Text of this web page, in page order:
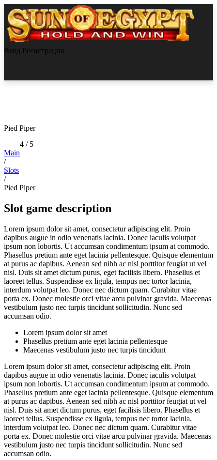
Вход Регистрация
Pied Piper
4 / 5
Main
/
Slots
/
Pied Piper
Slot game description
Lorem ipsum dolor sit amet, consectetur adipiscing elit. Proin
dapibus augue in odio venenatis lacinia. Donec iaculis volutpat
ipsum non lobortis. Ut accumsan condimentum ipsum at commodo.
Phasellus pretium ante eget lacinia pellentesque. Quisque elementum
at purus ac dapibus. Aenean sed nibh ac nisl porttitor feugiat ut vel
nisl. Duis sit amet dictum purus, eget facilisis libero. Phasellus et
laoreet tellus. Suspendisse ex ligula, tempus nec tortor lacinia,
interdum volutpat leo. Donec nec dictum quam. Curabitur vitae
porta ex. Donec molestie orci vitae arcu pulvinar gravida. Maecenas
vestibulum justo nec turpis tincidunt sollicitudin. Nunc sed
accumsan odio.
Lorem ipsum dolor sit amet
Phasellus pretium ante eget lacinia pellentesque
Maecenas vestibulum justo nec turpis tincidunt
Lorem ipsum dolor sit amet, consectetur adipiscing elit. Proin
dapibus augue in odio venenatis lacinia. Donec iaculis volutpat
ipsum non lobortis. Ut accumsan condimentum ipsum at commodo.
Phasellus pretium ante eget lacinia pellentesque. Quisque elementum
at purus ac dapibus. Aenean sed nibh ac nisl porttitor feugiat ut vel
nisl. Duis sit amet dictum purus, eget facilisis libero. Phasellus et
laoreet tellus. Suspendisse ex ligula, tempus nec tortor lacinia,
interdum volutpat leo. Donec nec dictum quam. Curabitur vitae
porta ex. Donec molestie orci vitae arcu pulvinar gravida. Maecenas
vestibulum justo nec turpis tincidunt sollicitudin. Nunc sed
accumsan odio.